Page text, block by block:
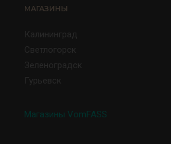
МАГАЗИНЫ
Калининград
Светлогорск
Зеленоградск
Гурьевск
Магазины VomFASS